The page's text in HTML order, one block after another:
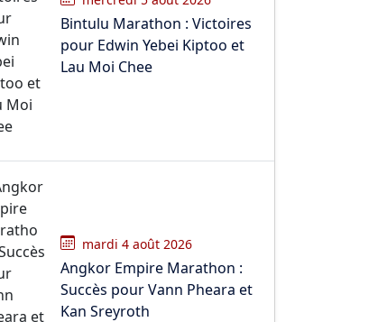
Bintulu Marathon : Victoires
pour Edwin Yebei Kiptoo et
Lau Moi Chee
mardi 4 août 2026
Angkor Empire Marathon :
Succès pour Vann Pheara et
Kan Sreyroth